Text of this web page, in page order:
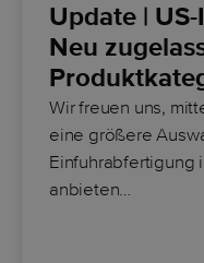
Update |
Neu
Wir freuen uns,
eine größere
Einfuhrabfertigung
anbieten…